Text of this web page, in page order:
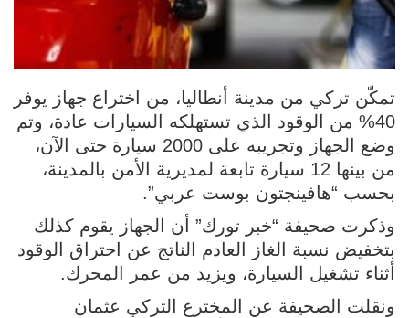
تمكّن تركي من مدينة أنطاليا، من اختراع جهاز يوفر
40% من الوقود الذي تستهلكه السيارات عادة، وتم
وضع الجهاز وتجريبه على 2000 سيارة حتى الآن،
من بينها 12 سيارة تابعة لمديرية الأمن بالمدينة،
بحسب “هافينجتون بوست عربي”.
وذكرت صحيفة “خبر تورك” أن الجهاز يقوم كذلك
بتخفيض نسبة الغاز العادم الناتج عن احتراق الوقود
أثناء تشغيل السيارة، ويزيد من عمر المحرك.
ونقلت الصحيفة عن المخترع التركي عثمان